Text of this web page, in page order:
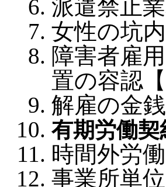
派遣禁止
女性の坑
障害者雇
置の容認【
解雇の金
有期労働
時間外労
事業所単